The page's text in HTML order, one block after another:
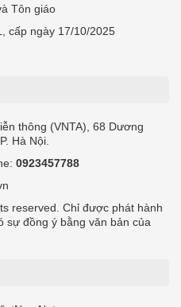
Tôn giáo
cấp ngày 17/10/2025
thông (VNTA), 68 Dương
Hà Nội.
0923457788
reserved. Chỉ được phát hành
sự đồng ý bằng văn bản của